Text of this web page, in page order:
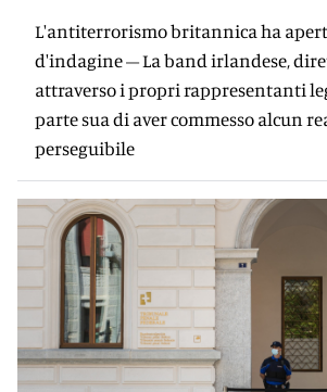
L'antiterrorismo britannica ha
d'indagine – La band irlandese,
attraverso i propri rappresentanti
parte sua di aver commesso alcun
perseguibile